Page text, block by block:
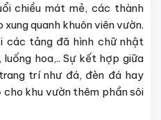
chiều mát mẻ, các thành
quanh khuôn viên vườn.
các tảng đã hình chữ nhật
hoa,.. Sự kết hợp giữa
trí như đá, đèn đá hay
khu vườn thêm phần sôi